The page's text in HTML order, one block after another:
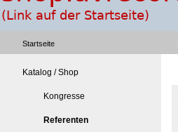
Startseite
Katalog / Shop
Kongresse
Referenten